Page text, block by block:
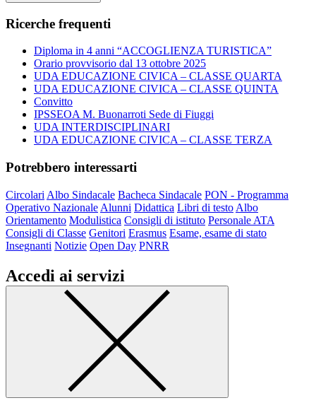
Ricerche frequenti
Diploma in 4 anni “ACCOGLIENZA TURISTICA”
Orario provvisorio dal 13 ottobre 2025
UDA EDUCAZIONE CIVICA – CLASSE QUARTA
UDA EDUCAZIONE CIVICA – CLASSE QUINTA
Convitto
IPSSEOA M. Buonarroti Sede di Fiuggi
UDA INTERDISCIPLINARI
UDA EDUCAZIONE CIVICA – CLASSE TERZA
Potrebbero interessarti
Circolari Albo Sindacale Bacheca Sindacale PON - Programma
Operativo Nazionale Alunni Didattica Libri di testo Albo
Orientamento Modulistica Consigli di istituto Personale ATA
Consigli di Classe Genitori Erasmus Esame, esame di stato
Insegnanti Notizie Open Day PNRR
Accedi ai servizi